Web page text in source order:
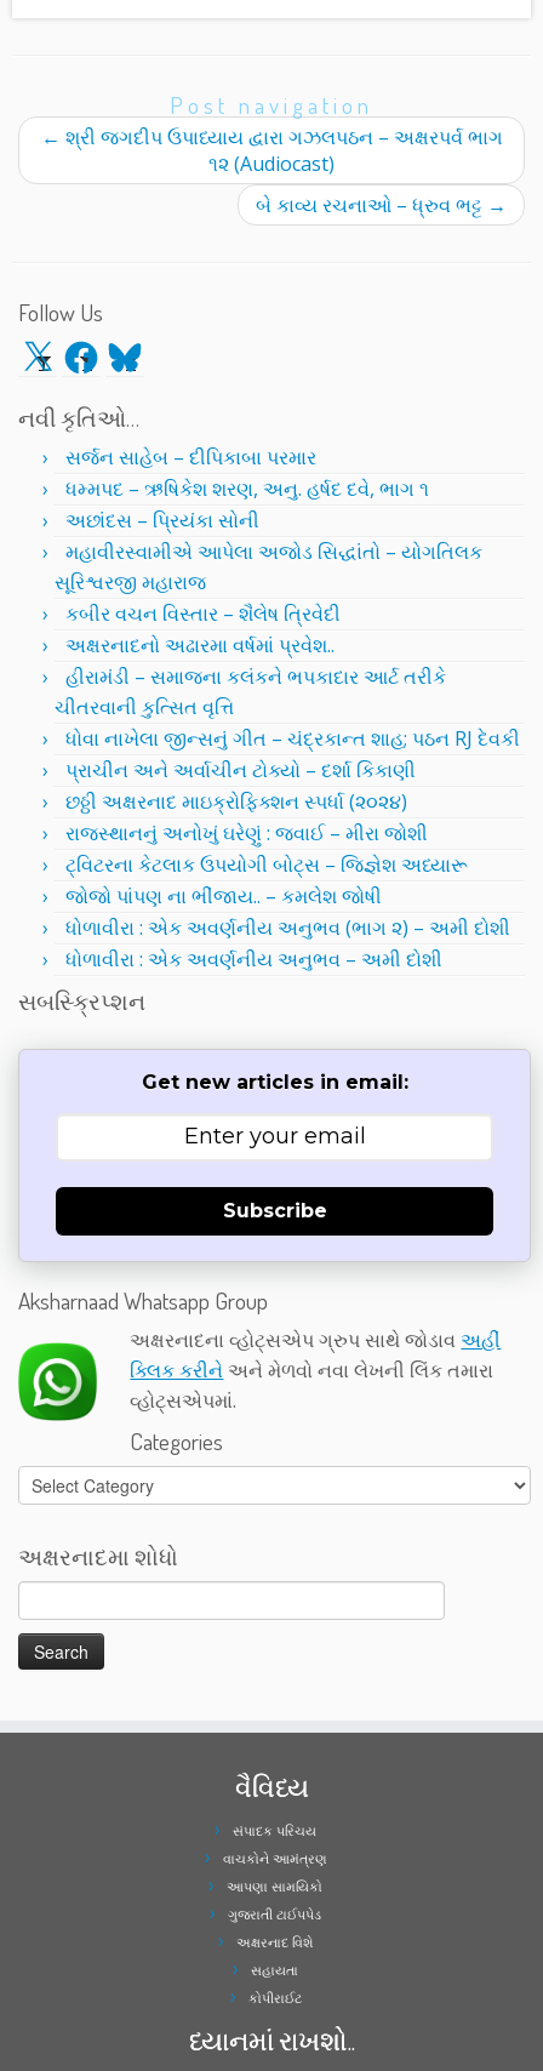
Post navigation
← શ્રી જગદીપ ઉપાધ્યાય દ્વારા ગઝલપઠન – અક્ષરપર્વ ભાગ
૧૨ (Audiocast)
બે કાવ્ય રચનાઓ – ધ્રુવ ભટ્ટ →
Follow Us
X Facebook
Bluesky
નવી કૃતિઓ…
સર્જન સાહેબ – દીપિકાબા પરમાર
ધમ્મપદ – ઋષિકેશ શરણ, અનુ. હર્ષદ દવે, ભાગ ૧
અછાંદસ – પ્રિયંકા સોની
મહાવીરસ્વામીએ આપેલા અજોડ સિદ્ધાંતો – યોગતિલક
સૂરિશ્વરજી મહારાજ
કબીર વચન વિસ્તાર – શૈલેષ ત્રિવેદી
અક્ષરનાદનો અઢારમા વર્ષમાં પ્રવેશ..
હીરામંડી – સમાજના કલંકને ભપકાદાર આર્ટ તરીકે
ચીતરવાની કુત્સિત વૃત્તિ
ધોવા નાખેલા જીન્સનું ગીત – ચંદ્રકાન્ત શાહ; પઠન RJ દેવકી
પ્રાચીન અને અર્વાચીન ટોક્યો – દર્શા કિકાણી
છઠ્ઠી અક્ષરનાદ માઇક્રોફિક્શન સ્પર્ધા (૨૦૨૪)
રાજસ્થાનનું અનોખું ઘરેણું : જવાઈ – મીરા જોશી
ટ્વિટરના કેટલાક ઉપયોગી બોટ્સ – જિજ્ઞેશ અધ્યારૂ
જોજો પાંપણ ના ભીંજાય.. – કમલેશ જોષી
ધોળાવીરા : એક અવર્ણનીય અનુભવ (ભાગ ૨) – અમી દોશી
ધોળાવીરા : એક અવર્ણનીય અનુભવ – અમી દોશી
સબસ્ક્રિપ્શન
Get new articles in email:
Subscribe
Aksharnaad Whatsapp Group
અક્ષરનાદના વ્હોટ્સએપ ગ્રુપ સાથે જોડાવઅહીં
ક્લિક કરીને અને મેળવો નવા લેખની લિંક તમારા
વ્હોટ્સએપમાં.
Categories
Categories
અક્ષરનાદમા શોધો
વૈવિધ્ય
સંપાદક પરિચય
વાચકોને આમંત્રણ
આપણા સામયિકો
ગુજરાતી ટાઈપપેડ
અક્ષરનાદ વિશે
સહાયતા
કોપીરાઈટ
ધ્યાનમાં રાખશો..